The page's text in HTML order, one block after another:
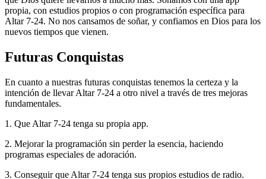
propia, con estudios propios o con programación específica para
Altar 7-24. No nos cansamos de soñar, y confiamos en Dios para los
nuevos tiempos que vienen.
Futuras Conquistas
En cuanto a nuestras futuras conquistas tenemos la certeza y la
intención de llevar Altar 7-24 a otro nivel a través de tres mejoras
fundamentales.
1. Que Altar 7-24 tenga su propia app.
2. Mejorar la programación sin perder la esencia, haciendo
programas especiales de adoración.
3. Conseguir que Altar 7-24 tenga sus propios estudios de radio.